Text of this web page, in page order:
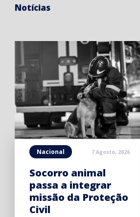
Notícias
Nacional 7 Agosto, 2026
Socorro animal
passa a integrar
missão da Proteção
Civil